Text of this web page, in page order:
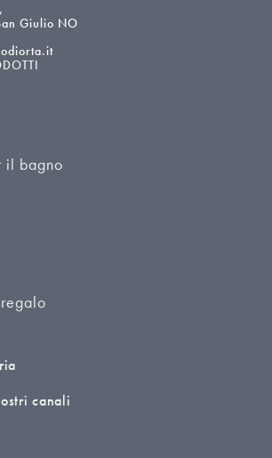
Giulio NO
il bagno
canali